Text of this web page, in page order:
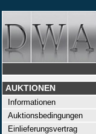
AUKTIONEN
Informationen
Auktionsbedingungen
Einlieferungsvertrag